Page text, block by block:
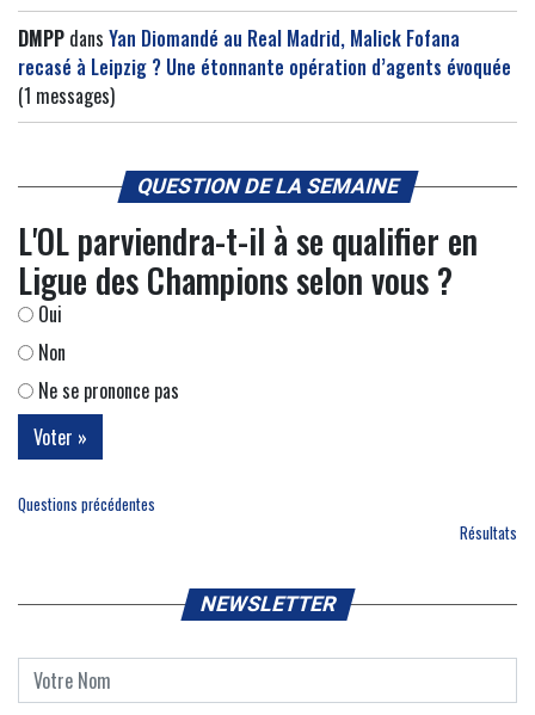
DMPP dans Yan Diomandé au Real Madrid, Malick Fofana
recasé à Leipzig ? Une étonnante opération d’agents évoquée
(1 messages)
QUESTION DE LA SEMAINE
L'OL parviendra-t-il à se qualifier en
Ligue des Champions selon vous ?
Oui
Non
Ne se prononce pas
Questions précédentes
Résultats
NEWSLETTER